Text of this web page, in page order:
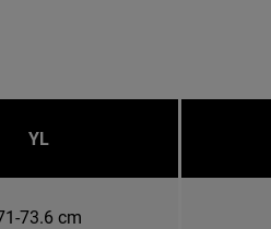
YL
73.6 cm